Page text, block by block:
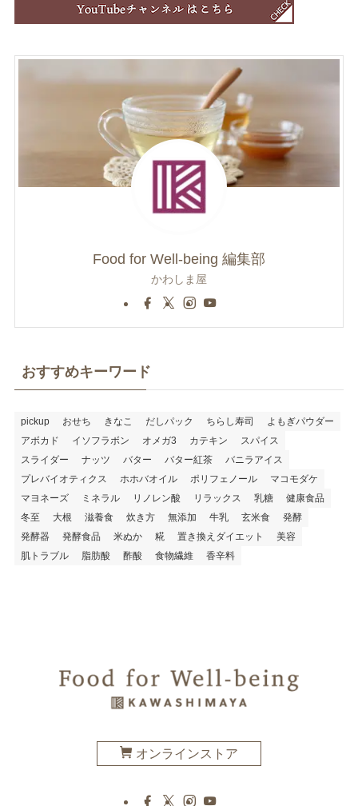
Food for Well-being 編集部
かわしま屋
おすすめキーワード
pickup おせち きなこ だしパック ちらし寿司
よもぎパウダー
アボカド
イソフラボン オメガ3 カテキン
スパイス
スライダー
ナッツ バター バター紅茶
バニラアイス
プレバイオティクス
ホホバオイル ポリフェノール
マコモダケ
マヨネーズ
ミネラル リノレン酸 リラックス 乳糖
健康食品
冬至
大根 滋養食 炊き方 無添加 牛乳 玄米食
発酵
発酵器
発酵食品 米ぬか 糀 置き換えダイエット
美容
肌トラブル
脂肪酸 酢酸 食物繊維 香辛料
オンラインストア